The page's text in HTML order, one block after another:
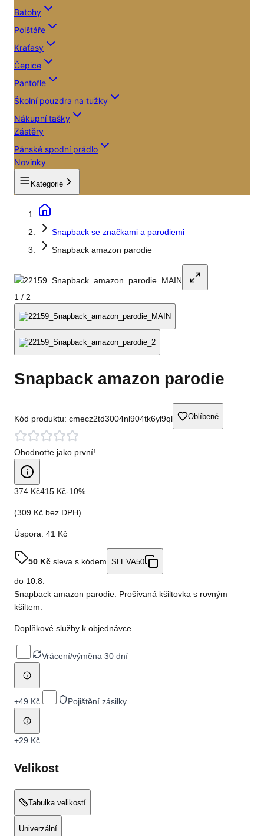
Batohy
Polštáře
Kraťasy
Čepice
Pantofle
Školní pouzdra na tužky
Nákupní tašky
Zástěry
Pánské spodní prádlo
Novinky
Kategorie
Snapback se značkami a parodiemi
Snapback amazon parodie
1 / 2
Snapback amazon parodie
Kód produktu: cmecz2td3004nl904tk6yl9ql Oblíbené
Ohodnoťte jako první!
374 Kč415 Kč-10%
(309 Kč bez DPH)
Úspora: 41 Kč
50 Kč sleva s kódem SLEVA50
do 10.8.
Snapback amazon parodie. Prošívaná kšiltovka s rovným
kšiltem.
Doplňkové služby k objednávce
Vrácení/výměna 30 dní
+49 Kč Pojištění zásilky
+29 Kč
Velikost
Tabulka velikostí
Univerzální